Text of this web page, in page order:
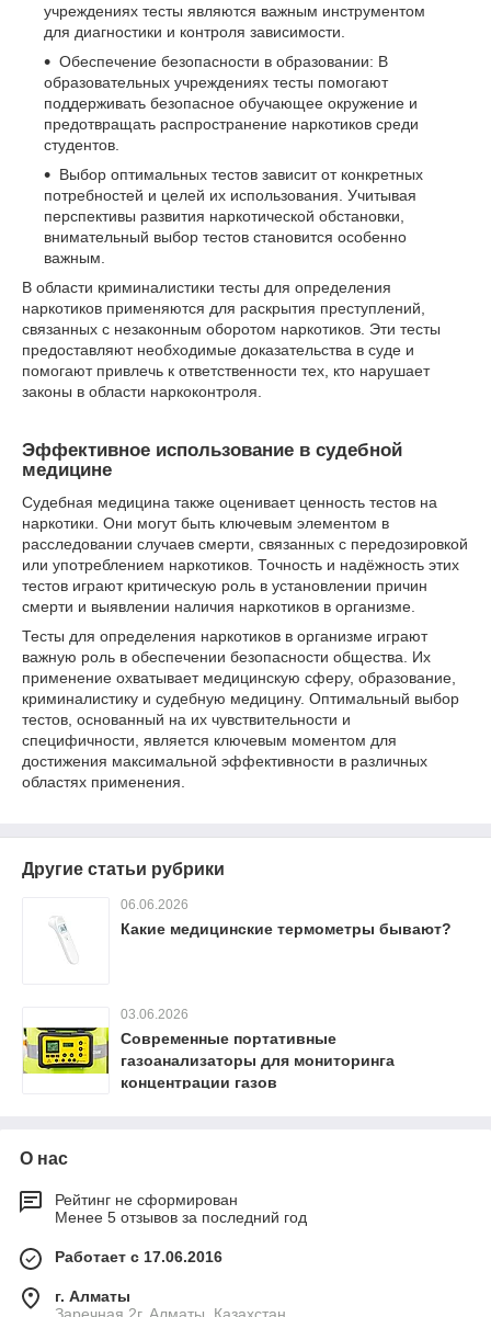
учреждениях тесты являются важным инструментом
для диагностики и контроля зависимости.
Обеспечение безопасности в образовании: В
образовательных учреждениях тесты помогают
поддерживать безопасное обучающее окружение и
предотвращать распространение наркотиков среди
студентов.
Выбор оптимальных тестов зависит от конкретных
потребностей и целей их использования. Учитывая
перспективы развития наркотической обстановки,
внимательный выбор тестов становится особенно
важным.
В области криминалистики тесты для определения
наркотиков применяются для раскрытия преступлений,
связанных с незаконным оборотом наркотиков. Эти тесты
предоставляют необходимые доказательства в суде и
помогают привлечь к ответственности тех, кто нарушает
законы в области наркоконтроля.
Эффективное использование в судебной
медицине
Судебная медицина также оценивает ценность тестов на
наркотики. Они могут быть ключевым элементом в
расследовании случаев смерти, связанных с передозировкой
или употреблением наркотиков. Точность и надёжность этих
тестов играют критическую роль в установлении причин
смерти и выявлении наличия наркотиков в организме.
Тесты для определения наркотиков в организме играют
важную роль в обеспечении безопасности общества. Их
применение охватывает медицинскую сферу, образование,
криминалистику и судебную медицину. Оптимальный выбор
тестов, основанный на их чувствительности и
специфичности, является ключевым моментом для
достижения максимальной эффективности в различных
областях применения.
Другие статьи рубрики
06.06.2026
Какие медицинские термометры бывают?
03.06.2026
Современные портативные
газоанализаторы для мониторинга
концентрации газов
О нас
Рейтинг не сформирован
Менее 5 отзывов за последний год
Работает с 17.06.2016
г. Алматы